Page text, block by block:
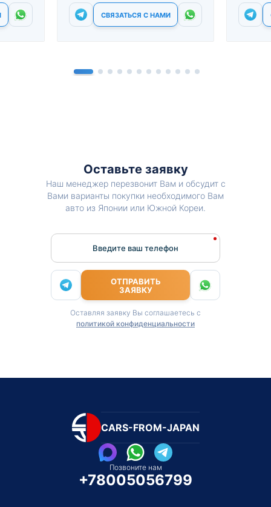
СВЯЗАТЬСЯ С НАМИ
Оставьте заявку
Наш менеджер перезвонит Вам и обсудит с
Вами варианты покупки необходимого Вам
авто из Японии или Южной Кореи.
Введите ваш телефон
ОТПРАВИТЬ
ЗАЯВКУ
Оставляя заявку Вы соглашаетесь с
политикой конфиденциальности
CARS-FROM-JAPAN
Позвоните нам
+78005056799